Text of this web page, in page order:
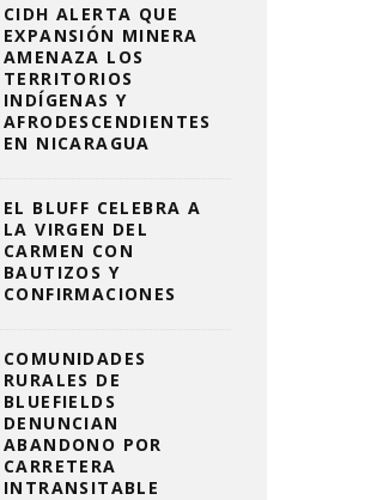
CIDH ALERTA QUE
EXPANSIÓN MINERA
AMENAZA LOS
TERRITORIOS
INDÍGENAS Y
AFRODESCENDIENTES
EN NICARAGUA
EL BLUFF CELEBRA A
LA VIRGEN DEL
CARMEN CON
BAUTIZOS Y
CONFIRMACIONES
COMUNIDADES
RURALES DE
BLUEFIELDS
DENUNCIAN
ABANDONO POR
CARRETERA
INTRANSITABLE